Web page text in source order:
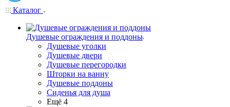
Каталог
Душевые ограждения и поддоны
Душевые уголки
Душевые двери
Душевые перегородки
Шторки на ванну
Душевые поддоны
Сиденья для душа
Ещё 4